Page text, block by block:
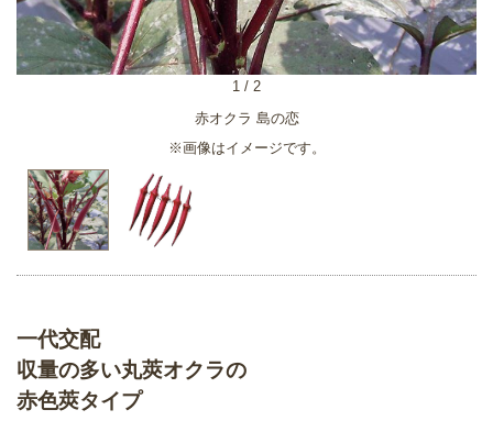
赤オクラ 島の恋
※画像はイメージです。
1 / 2
一代交配
収量の多い丸莢オクラの
赤色莢タイプ